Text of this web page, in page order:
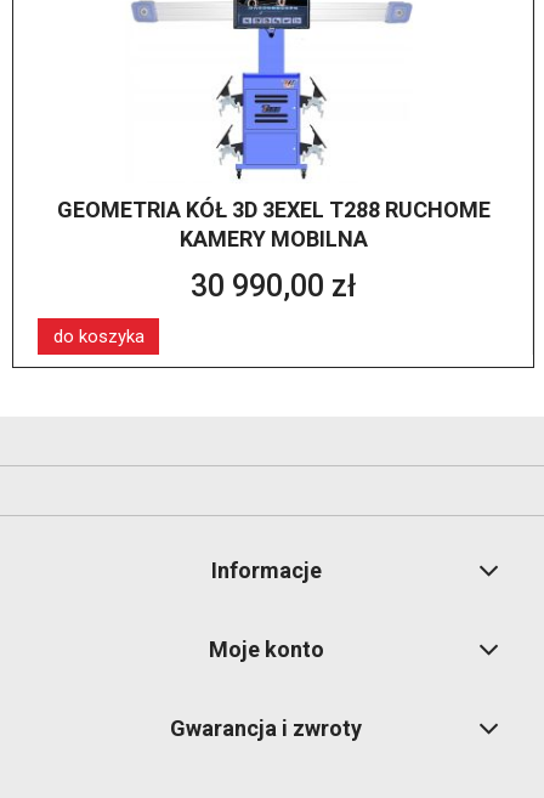
GEOMETRIA KÓŁ 3D 3EXEL T288 RUCHOME
KAMERY MOBILNA
30 990,00 zł
do koszyka
Informacje
Moje konto
Gwarancja i zwroty